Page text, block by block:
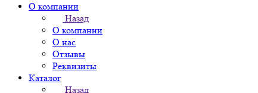
О компании
Назад
О компании
О нас
Отзывы
Реквизиты
Каталог
Назад